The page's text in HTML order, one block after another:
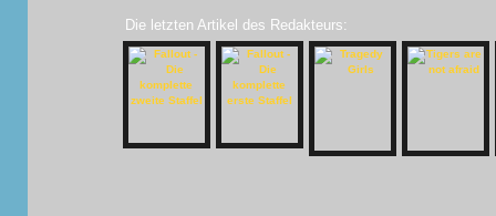
Die letzten Artikel des Redakteurs: